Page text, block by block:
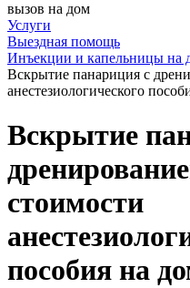
вызов на дом
Услуги
Выездная помощь
Инъекции и капельницы на
Вскрытие панариция с
анестезиологического
Вскрытие
стоимости
пособия на